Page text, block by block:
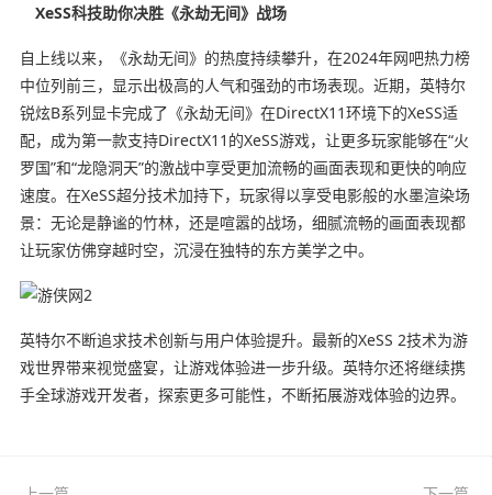
XeSS科技助你决胜《永劫无间》战场
自上线以来，《永劫无间》的热度持续攀升，在2024年网吧热力榜
中位列前三，显示出极高的人气和强劲的市场表现。近期，英特尔
锐炫B系列显卡完成了《永劫无间》在DirectX11环境下的XeSS适
配，成为第一款支持DirectX11的XeSS游戏，让更多玩家能够在“火
罗国”和“龙隐洞天”的激战中享受更加流畅的画面表现和更快的响应
速度。在XeSS超分技术加持下，玩家得以享受电影般的水墨渲染场
景：无论是静谧的竹林，还是喧嚣的战场，细腻流畅的画面表现都
让玩家仿佛穿越时空，沉浸在独特的东方美学之中。
英特尔不断追求技术创新与用户体验提升。最新的XeSS 2技术为游
戏世界带来视觉盛宴，让游戏体验进一步升级。英特尔还将继续携
手全球游戏开发者，探索更多可能性，不断拓展游戏体验的边界。